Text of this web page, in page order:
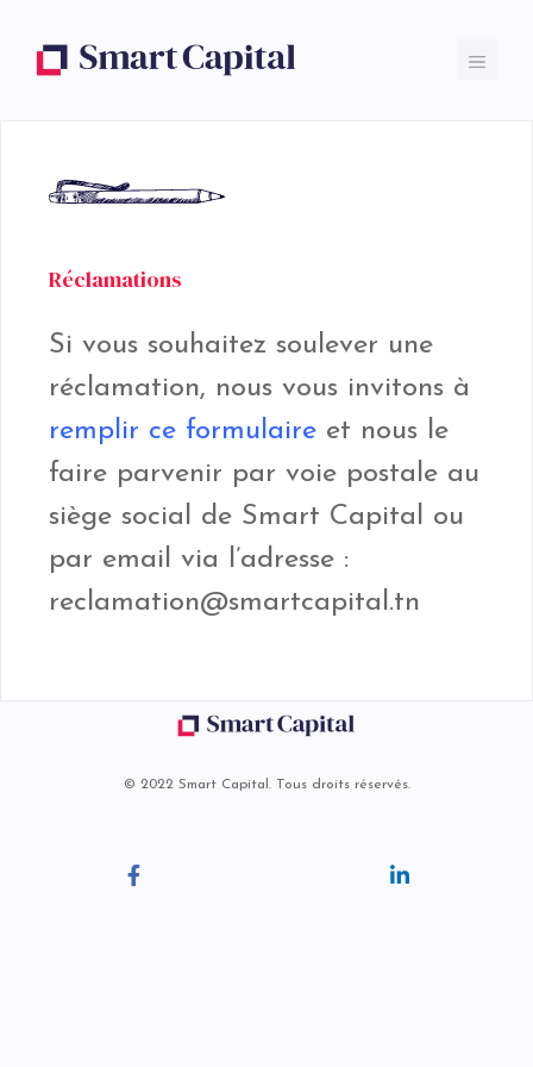
Réclamations
Si vous souhaitez soulever une
réclamation, nous vous invitons à
remplir ce formulaire et nous le
faire parvenir par voie postale au
siège social de Smart Capital ou
par email via l’adresse :
reclamation@smartcapital.tn
© 2022 Smart Capital. Tous droits réservés.